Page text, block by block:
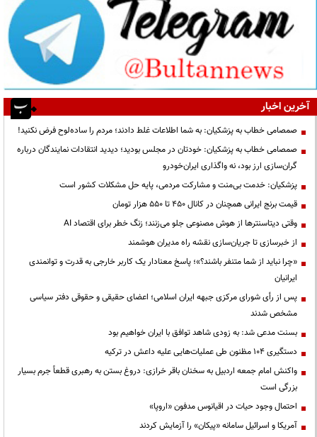
آخرین اخبار
صمصامی خطاب به پزشکیان: به شما اطلاعات غلط دادند؛ مردم را ساده‌لوح فرض نکنید!
صمصامی خطاب به پزشکیان: خودتان در مجلس بودید؛ دیدید انتقادات نمایندگان درباره
گران‌سازی ارز بود، نه واگذاری ایران‌خودرو
پزشکیان: خدمت بی‌منت و مشارکت مردمی، پایه حل مشکلات کشور است
قیمت‌ برنج ایرانی همچنان در کانال ۴۵۰ تا ۵۵۰ هزار تومان
وقتی دیتاسنترها از هوش مصنوعی جلو می‌زنند؛ زنگ خطر برای اقتصاد AI
از خبرسازی تا جریان‌سازی نقشه راه مدیران هوشمند
«چرا نباید از شما متنفر باشند؟»؛ پاسخ معنادار یک کاربر خارجی به قدرت و توانمندی
ایرانیان
پس از رأی شورای مرکزی جبهه ایران اسلامی؛ اعضای حقیقی و حقوقی دفتر سیاسی
مشخص شدند
بسنت مدعی شد: به زودی شاهد توافق با ایران خواهیم بود
دستگیری ۱۰۴ مظنون طی عملیات‌هایی علیه داعش در ترکیه
واکنش امام جمعه اردبیل به سخنان باقر خرازی: دروغ بستن به رهبری قطعاً جرم بسیار
بزرگی است
احتمال وجود حیات در اقیانوس مدفون «اروپا»
آمریکا و اسرائیل سامانه «پیکان» را آزمایش کردند